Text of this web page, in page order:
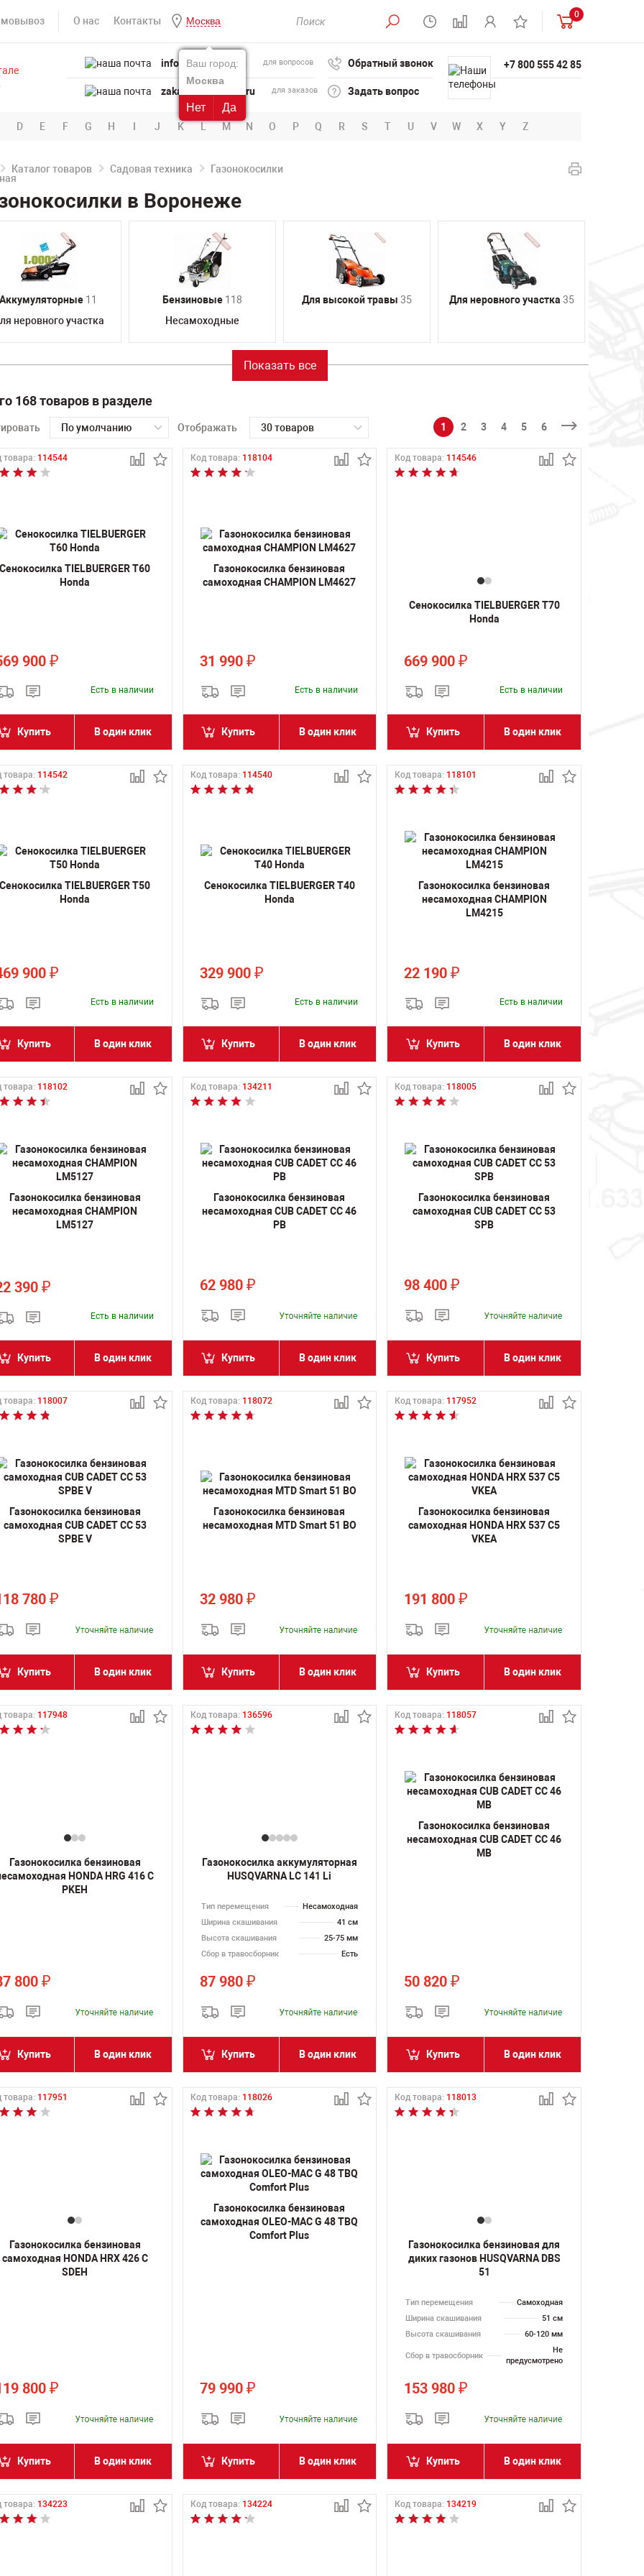
О нас Контакты Москва
Ваш город:
Москва
Нет Да
0
info@powertool.ru для вопросов
zakaz@powertool.ru для заказов
Обратный звонок
Задать вопрос
+7 800 555 42 85
D E F G H I J K L M N O P Q R S T U V W X Y Z
Каталог товаров Садовая техника Газонокосилки
в Воронеже
11
неровного участка
Бензиновые 118
Несамоходные
Для высокой травы 35 Для неровного участка 35
Показать все
168 товаров в разделе
По умолчанию Отображать 30 товаров 1 2 3 4 5 6
товара: 114544
Сенокосилка TIELBUERGER T60
Honda
900 ₽
Есть в наличии
Купить В один клик
Код товара: 118104
Газонокосилка бензиновая
самоходная CHAMPION LM4627
31 990 ₽
Есть в наличии
Купить В один клик
Код товара: 114546
Сенокосилка TIELBUERGER T70
Honda
669 900₽
Есть в наличии
Купить В один клик
товара: 114542
Сенокосилка TIELBUERGER T50
Honda
900 ₽
Есть в наличии
Купить В один клик
Код товара: 114540
Сенокосилка TIELBUERGER T40
Honda
329 900 ₽
Есть в наличии
Купить В один клик
Код товара: 118101
Газонокосилка бензиновая
несамоходная CHAMPION
LM4215
22 190₽
Есть в наличии
Купить В один клик
товара: 118102
Газонокосилка бензиновая
несамоходная CHAMPION
LM5127
390 ₽
Есть в наличии
Купить В один клик
Код товара: 134211
Газонокосилка бензиновая
несамоходная CUB CADET CC 46
PB
62 980 ₽
Купить В один клик
Код товара: 118005
Газонокосилка бензиновая
самоходная CUB CADET CC 53
SPB
98 400₽
Купить В один клик
товара: 118007
Газонокосилка бензиновая
самоходная CUB CADET CC 53
SPBE V
780 ₽
Купить В один клик
Код товара: 118072
Газонокосилка бензиновая
несамоходная MTD Smart 51 BO
32 980 ₽
Купить В один клик
Код товара: 117952
Газонокосилка бензиновая
самоходная HONDA HRX 537 C5
VKEA
191 800₽
Купить В один клик
товара: 117948
Газонокосилка бензиновая
HONDA HRG 416 C
PKEH
800 ₽
Купить В один клик
Код товара: 136596
Газонокосилка аккумуляторная
HUSQVARNA LC 141 Li
Тип перемещения
Несамоходная
Ширина скашивания
41 см
Высота скашивания
25-75 мм
Сбор в травосборник
Есть
87 980 ₽
Купить В один клик
Код товара: 118057
Газонокосилка бензиновая
несамоходная CUB CADET CC 46
MB
50 820₽
Купить В один клик
товара: 117951
Газонокосилка бензиновая
самоходная HONDA HRX 426 C
SDEH
800 ₽
Купить В один клик
Код товара: 118026
Газонокосилка бензиновая
самоходная OLEO-MAC G 48 TBQ
Comfort Plus
79 990 ₽
Купить В один клик
Код товара: 118013
Газонокосилка бензиновая для
диких газонов HUSQVARNA DBS
51
Тип перемещения
Самоходная
Ширина скашивания
51 см
Высота скашивания
60-120 мм
Сбор в травосборник
Не
предусмотрено
153 980₽
Купить В один клик
товара: 134223 Код товара: 134224 Код товара: 134219